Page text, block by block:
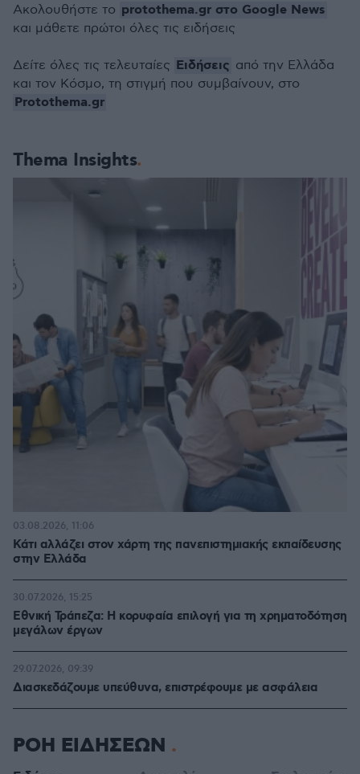
Thema Insights
Κάτι αλλάζει στον χάρτη της πανεπιστημιακής εκπαίδευσης
στην Ελλάδα
03.08.2026, 11:06
Εθνική Τράπεζα: Η κορυφαία επιλογή για τη χρηματοδότηση
μεγάλων έργων
30.07.2026, 15:25
Διασκεδάζουμε υπεύθυνα, επιστρέφουμε με ασφάλεια
29.07.2026, 09:39
Ακολουθήστε το protothema.gr στο Google News
και μάθετε πρώτοι όλες τις ειδήσεις
Δείτε όλες τις τελευταίες Ειδήσεις από την Ελλάδα
και τον Κόσμο, τη στιγμή που συμβαίνουν, στο
Protothema.gr
ΡΟΗ ΕΙΔΗΣΕΩΝ